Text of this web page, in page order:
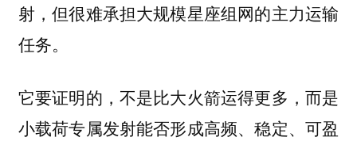
射，但很难承担大规模星座组网的主力运输
任务。
它要证明的，不是比大火箭运得更多，而是
小载荷专属发射能否形成高频、稳定、可盈